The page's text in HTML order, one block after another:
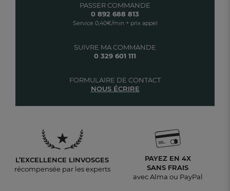
SUIVRE MA COMMANDE
0 329 601 111
PASSER COMMANDE
0 892 688 813
Service 0,40€/min + prix appel
FORMULAIRE DE CONTACT
NOUS ÉCRIRE
L’EXCELLENCE LINVOSGES
récompensée par les experts
PAYEZ EN 4X
SANS FRAIS
avec Alma ou PayPal